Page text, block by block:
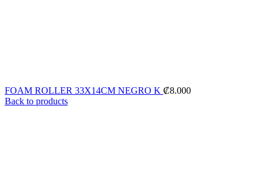
FOAM ROLLER 33X14CM NEGRO K ₡8.000
Back to products